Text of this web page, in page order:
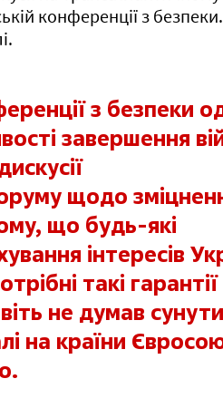
конференції з
з безпеки
завершення
щодо
що будь-які
інтересів
такі гарантії
не думав
на країни